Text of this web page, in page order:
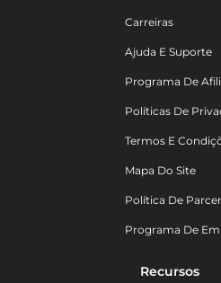
Carreiras
Ajuda E Suporte
Programa De
Políticas De
Termos E
Mapa Do Site
Política De
Programa De
Recursos